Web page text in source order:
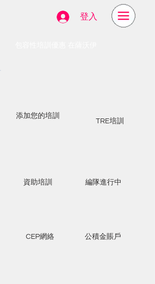
登入
添加您的培訓
資助培訓
CEP網絡
TRE培訓
編隊進行中
公積金賬戶